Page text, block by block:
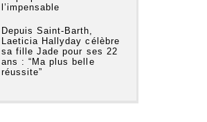
l’impensable
Depuis Saint-Barth,
Laeticia Hallyday célèbre
sa fille Jade pour ses 22
ans : “Ma plus belle
réussite”